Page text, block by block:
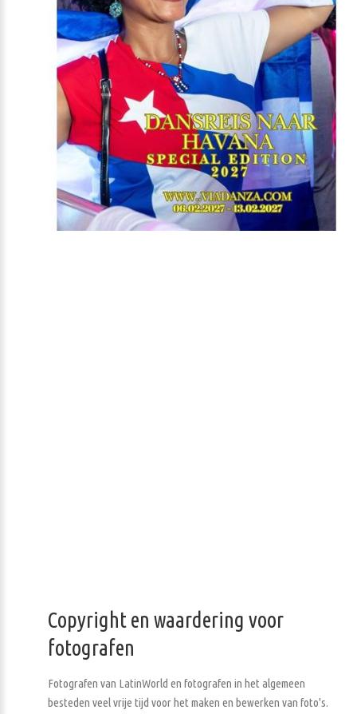
Copyright en waardering voor
fotografen
Fotografen van LatinWorld en fotografen in het algemeen
besteden veel vrije tijd voor het maken en bewerken van foto's.